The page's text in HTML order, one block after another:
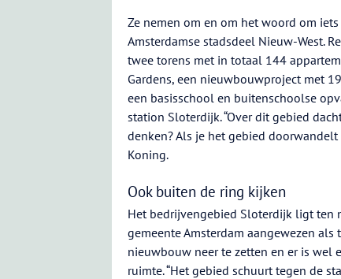
Ze nemen om en om het woord om
Amsterdamse stadsdeel Nieuw-West.
twee torens met in totaal 144
Gardens, een nieuwbouwproject met
een basisschool en buitenschoolse
station Sloterdijk. “Over dit gebied
denken? Als je het gebied
Koning.
Ook buiten de ring kijken
Het bedrijvengebied Sloterdijk ligt ten
gemeente Amsterdam aangewezen
nieuwbouw neer te zetten en er is wel
ruimte. “Het gebied schuurt tegen de